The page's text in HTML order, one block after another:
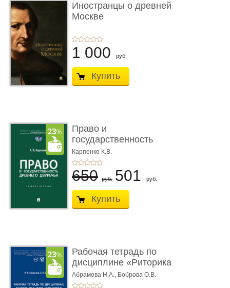
Иностранцы о древней
Москве
1 000 руб.
Купить
Право и
государственность
Древнего Двуречья. �
...
Карпенко К.В.
650 руб. 501 руб.
Купить
Рабочая тетрадь по
дисциплине «Риторика
для ю� ...
Абрамова Н.А., Боброва О.В.